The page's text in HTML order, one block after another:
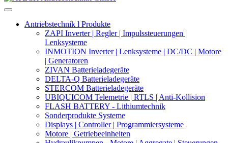
Antriebstechnik l Produkte
ZAPI Inverter | Regler | Impulssteuerungen |
Lenksysteme
INMOTION Inverter | Lenksysteme | DC/DC | Motore
| Generatoren
ZIVAN Batterieladegeräte
DELTA-Q Batterieladegeräte
STERCOM Batterieladegeräte
UBIQUICOM Telemetrie | RTLS | Anti-Kollision
FLASH BATTERY - Lithiumtechnik
Sonderprodukte Systeme
Displays | Controller | Programmiersysteme
Motore | Getriebeeinheiten